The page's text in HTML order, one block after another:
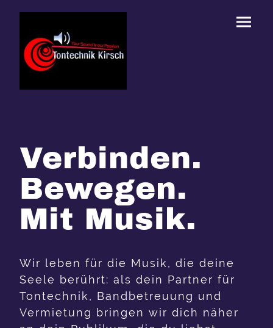
Verbinden.
Bewegen.
Mit Musik.
Wir leben für die Musik, die deine
Seele berührt: als dein Partner für
Tontechnik, Bandbetreuung und
Vermietung bringen wir dich näher